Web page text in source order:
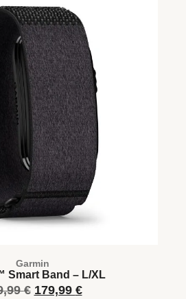
Garmin
Smart Band – L/XL
€ 179,99 €